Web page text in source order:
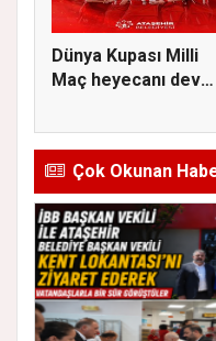
Dünya Kupası Milli
Maç heyecanı dev
Çok Okunan